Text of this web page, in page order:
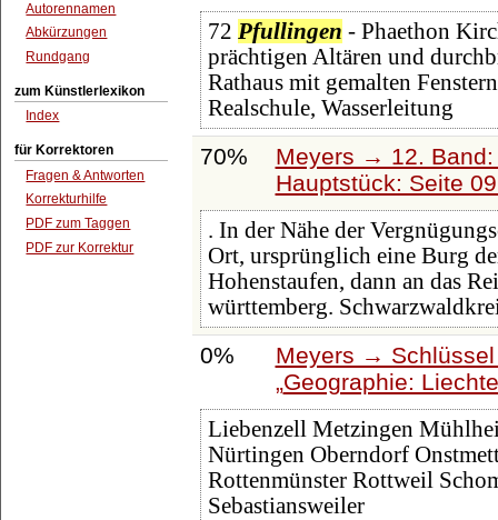
Autorennamen
Abkürzungen
Rundgang
zum Künstlerlexikon
Index
für Korrektoren
Fragen & Antworten
Korrekturhilfe
PDF zum Taggen
PDF zur Korrektur
72 Pfullingen - Phaethon
prächtigen Altären und
Rathaus mit gemalten
Realschule, Wasserleitung
70%
Meyers → 12.
Hauptstück: Seite
. In der Nähe der
Ort, ursprünglich eine Burg
Hohenstaufen, dann an das
württemberg.
0%
Meyers →
Geographie:
Liebenzell Metzingen
Nürtingen Oberndorf
Rottenmünster Rottweil
Sebastiansweiler